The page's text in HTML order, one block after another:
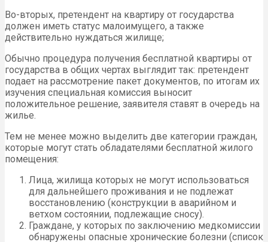
Во-вторых, претендент на квартиру от государства
должен иметь статус малоимущего, а также
действительно нуждаться жилище;
Обычно процедура получения бесплатной квартиры от
государства в общих чертах выглядит так: претендент
подает на рассмотрение пакет документов, по итогам их
изучения специальная комиссия выносит
положительное решение, заявителя ставят в очередь на
жилье.
Тем не менее можно выделить две категории граждан,
которые могут стать обладателями бесплатной жилого
помещения:
Лица, жилища которых не могут использоваться
для дальнейшего проживания и не подлежат
восстановлению (конструкции в аварийном и
ветхом состоянии, подлежащие сносу).
Граждане, у которых по заключению медкомиссии
обнаружены опасные хронические болезни (список